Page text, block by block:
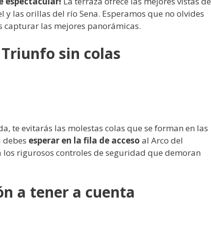
y las orillas del río Sena. Esperamos que no olvides
las mejores panorámicas.
sin colas
te evitarás las molestas colas que se forman en las
debes esperar en la fila de acceso al Arco del
rigurosos controles de seguridad que demoran
a tener a cuenta